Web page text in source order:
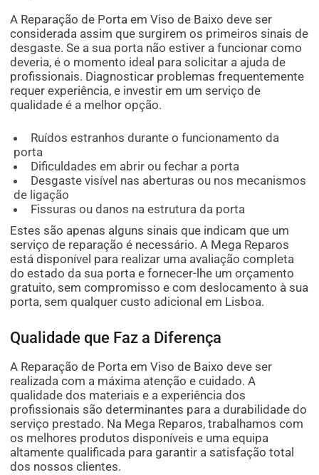
A Reparação de Porta em Viso de Baixo deve ser
considerada assim que surgirem os primeiros sinais de
desgaste. Se a sua porta não estiver a funcionar como
deveria, é o momento ideal para solicitar a ajuda de
profissionais. Diagnosticar problemas frequentemente
requer experiência, e investir em um serviço de
qualidade é a melhor opção.
Ruídos estranhos durante o funcionamento da
porta
Dificuldades em abrir ou fechar a porta
Desgaste visível nas aberturas ou nos mecanismos
de ligação
Fissuras ou danos na estrutura da porta
Estes são apenas alguns sinais que indicam que um
serviço de reparação é necessário. A Mega Reparos
está disponível para realizar uma avaliação completa
do estado da sua porta e fornecer-lhe um orçamento
gratuito, sem compromisso e com deslocamento à sua
porta, sem qualquer custo adicional em Lisboa.
Qualidade que Faz a Diferença
A Reparação de Porta em Viso de Baixo deve ser
realizada com a máxima atenção e cuidado. A
qualidade dos materiais e a experiência dos
profissionais são determinantes para a durabilidade do
serviço prestado. Na Mega Reparos, trabalhamos com
os melhores produtos disponíveis e uma equipa
altamente qualificada para garantir a satisfação total
dos nossos clientes.